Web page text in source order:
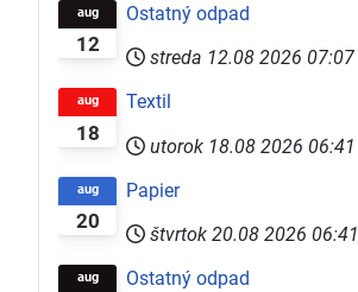
12
aug
Ostatný odpad
streda 12.08 2026 07:07
18
aug
Textil
utorok 18.08 2026 06:41
20
aug
Papier
štvrtok 20.08 2026 06:41
aug
Ostatný odpad